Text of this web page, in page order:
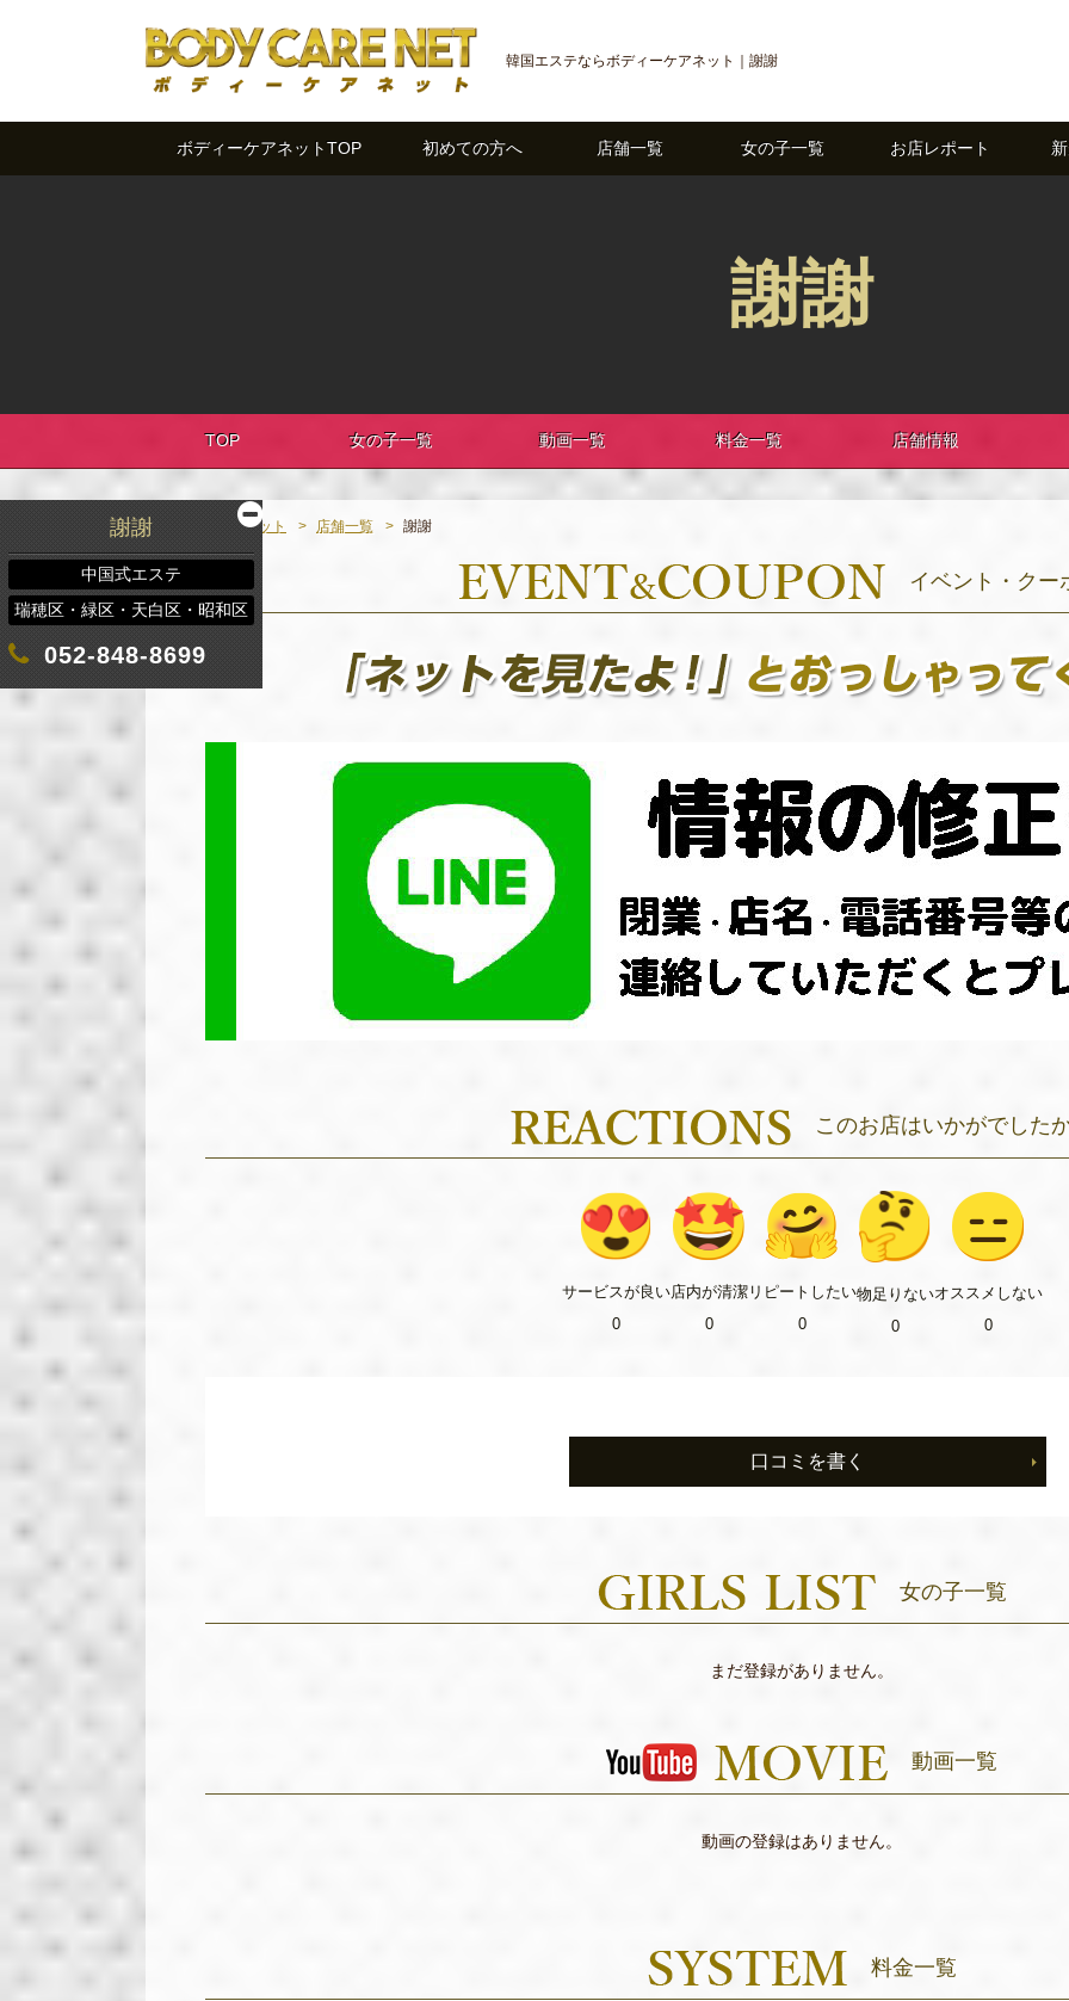
韓国エステならボディーケアネット｜謝謝
ボディーケアネットTOP 初めての方へ 店舗一覧 女の子一覧 お店レポート
謝謝
TOP 女の子一覧 動画一覧 料金一覧 店舗情報
謝謝
中国式エステ
瑞穂区・緑区・天白区・昭和区
052-848-8699
ボディーケアネット 店舗一覧 謝謝
イベント・クー
このお店はいかがでした
サービスが良い
0
店内が清潔
0
リピート したい
0
物足り ない
0
オススメ しない
0
口コミを書く
女の子一覧
まだ登録がありません。
動画一覧
動画の登録はありません。
料金一覧